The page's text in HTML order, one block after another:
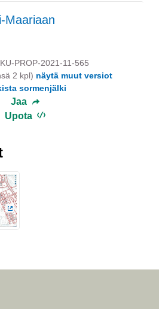
Maariaan
PROP-2021-11-565
2 kpl) näytä muut versiot
sormenjälki
Jaa
Upota
(Ulkoinen linkki)